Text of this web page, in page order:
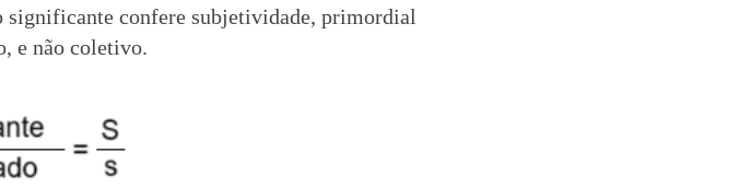
significante confere subjetividade, primordial
e não coletivo.